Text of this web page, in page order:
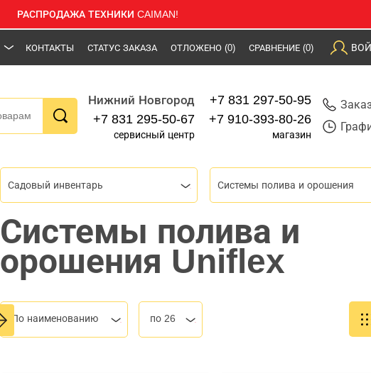
РАСПРОДАЖА ТЕХНИКИ CAIMAN!
КОНТАКТЫ СТАТУС ЗАКАЗА ОТЛОЖЕНО (0) СРАВНЕНИЕ (0)
Нижний Новгород
+7 831 295-50-67
сервисный центр
+7 831 297-50-95
+7 910-393-80-26
магазин
Садовый инвентарь Системы полива и орошения
Системы полива и
орошения Uniflex
По наименованию по 26